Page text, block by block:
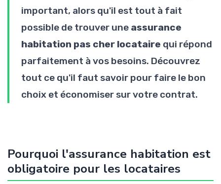
important, alors qu'il est tout à fait
possible de trouver une assurance
habitation pas cher locataire qui répond
parfaitement à vos besoins. Découvrez
tout ce qu'il faut savoir pour faire le bon
choix et économiser sur votre contrat.
Pourquoi l'assurance habitation est
obligatoire pour les locataires